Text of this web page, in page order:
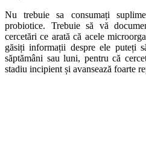
Nu trebuie sa consumați
probiotice. Trebuie să vă
cercetări ce arată că acele
găsiți informații despre ele puteți
săptămâni sau luni, pentru că
stadiu incipient și avansează foarte